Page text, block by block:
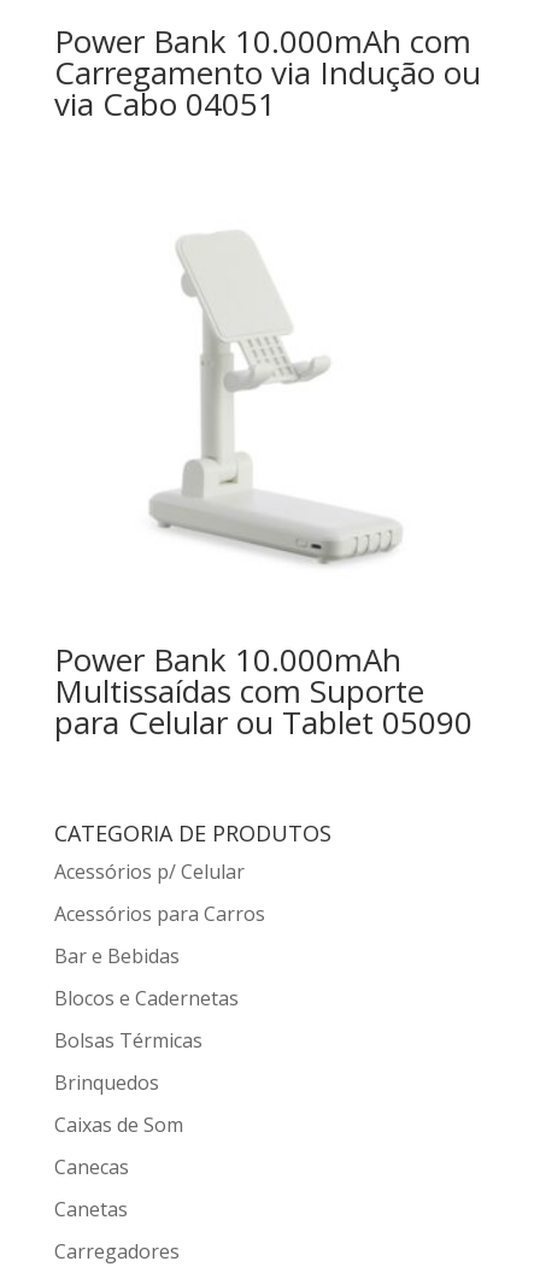
Power Bank 10.000mAh com
Carregamento via Indução ou
via Cabo 04051
Power Bank 10.000mAh
Multissaídas com Suporte
para Celular ou Tablet 05090
CATEGORIA DE PRODUTOS
Acessórios p/ Celular
Acessórios para Carros
Bar e Bebidas
Blocos e Cadernetas
Bolsas Térmicas
Brinquedos
Caixas de Som
Canecas
Canetas
Carregadores